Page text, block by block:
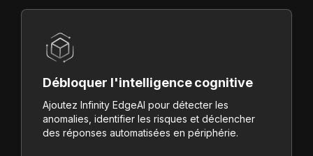
Débloquer l'intelligence cognitive
Ajoutez Infinity EdgeAI pour détecter les
anomalies, identifier les risques et déclencher
des réponses automatisées en périphérie.